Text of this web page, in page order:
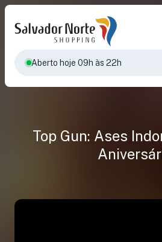
Aberto hoje 09h às 22h
Top Gun: Ases